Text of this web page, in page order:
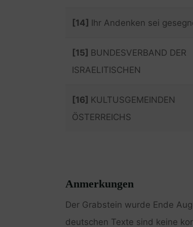
[14] Ihr Andenken sei
[15] BUNDESVERBAND DER
ISRAELITISCHEN
[16] KULTUSGEMEINDEN
ÖSTERREICHS
Anmerkungen
Der Grabstein wurde Ende
deutschen Texte sind keine